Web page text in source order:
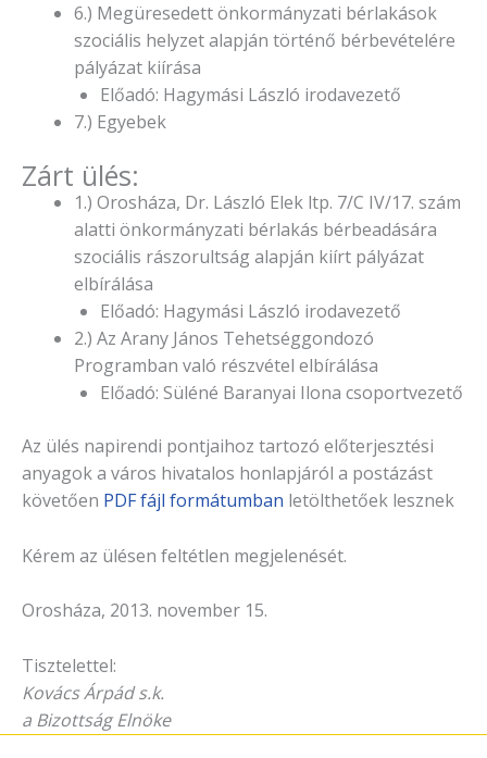
6.) Megüresedett önkormányzati bérlakások
szociális helyzet alapján történő bérbevételére
pályázat kiírása
Előadó: Hagymási László irodavezető
7.) Egyebek
Zárt ülés:
1.) Orosháza, Dr. László Elek ltp. 7/C IV/17. szám
alatti önkormányzati bérlakás bérbeadására
szociális rászorultság alapján kiírt pályázat
elbírálása
Előadó: Hagymási László irodavezető
2.) Az Arany János Tehetséggondozó
Programban való részvétel elbírálása
Előadó: Süléné Baranyai Ilona csoportvezető
Az ülés napirendi pontjaihoz tartozó előterjesztési
anyagok a város hivatalos honlapjáról a postázást
követően PDF fájl formátumban letölthetőek lesznek
Kérem az ülésen feltétlen megjelenését.
Orosháza, 2013. november 15.
Tisztelettel:
Kovács Árpád s.k.
a Bizottság Elnöke